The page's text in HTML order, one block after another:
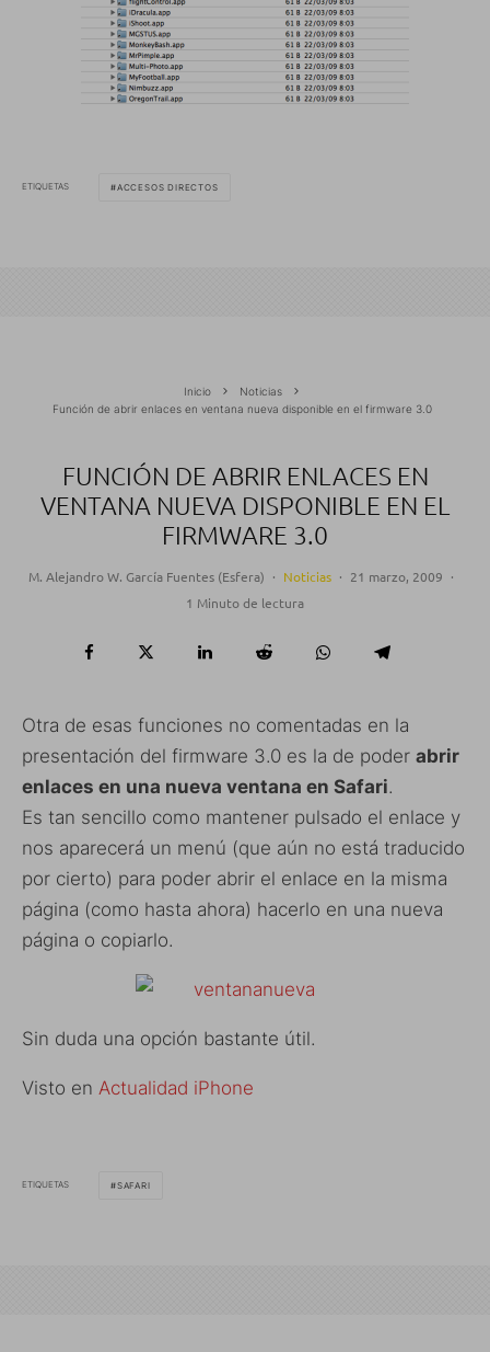
ETIQUETAS ACCESOS DIRECTOS
Inicio
Noticias
Función de abrir enlaces en ventana nueva disponible en el firmware 3.0
FUNCIÓN DE ABRIR ENLACES EN
VENTANA NUEVA DISPONIBLE EN EL
FIRMWARE 3.0
M. Alejandro W. García Fuentes (Esfera) · Noticias · 21 marzo, 2009 ·
1 Minuto de lectura
Otra de esas funciones no comentadas en la
presentación del firmware 3.0 es la de poder abrir
enlaces en una nueva ventana en Safari.
Es tan sencillo como mantener pulsado el enlace y
nos aparecerá un menú (que aún no está traducido
por cierto) para poder abrir el enlace en la misma
página (como hasta ahora) hacerlo en una nueva
página o copiarlo.
Sin duda una opción bastante útil.
Visto en Actualidad iPhone
ETIQUETAS SAFARI